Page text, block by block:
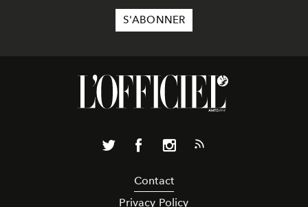
Contact
Privacy Policy